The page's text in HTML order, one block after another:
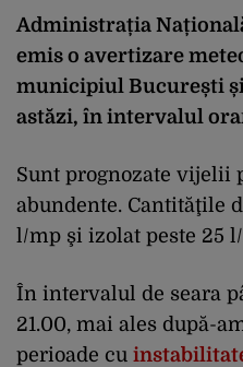
Administrația
emis o avertizare
municipiul București
astăzi, în intervalul
Sunt prognozate vijelii
abundente. Cantităţile
l/mp şi izolat peste 25
În intervalul de seara
21.00, mai ales după-
perioade cu